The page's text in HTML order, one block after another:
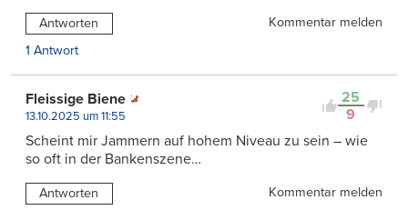
Antworten
Kommentar melden
1 Antwort
25
9
Fleissige Biene
13.10.2025 um 11:55
Scheint mir Jammern auf hohem Niveau zu sein – wie
so oft in der Bankenszene…
Antworten Kommentar melden